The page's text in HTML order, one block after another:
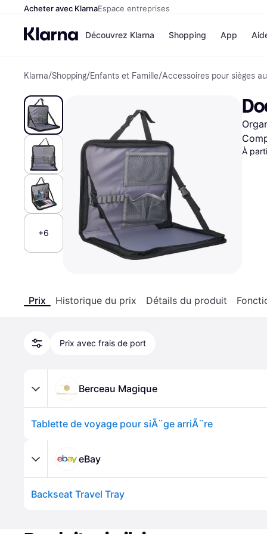
Acheter avec KlarnaEspace entreprises
Découvrez Klarna
Options de
Payer maintenant
Paiement en 3 fois
Paiement à 30 jours
Klarna sur Apple Pay
Shopping
Magasins
Airbnb
Temu
JD
App
Klarna/Shopping/Enfants et Famille/Accessoires pour sièges
+6
À
Prix Historique du prix Détails du produit
Prix avec frais de port
Berceau Magique
Tablette de voyage pour siÃ¨ge arriÃ¨re
eBay
Backseat Travel Tray